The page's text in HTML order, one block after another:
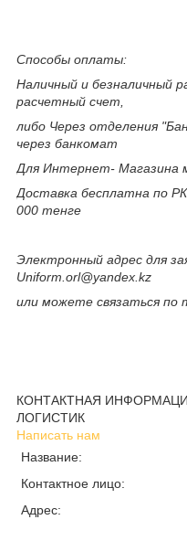
Способы оплаты:
Наличный и безналичный
расчетный счет,
либо Через отделения
через банкомат
Для Интернет- Магазина
Доставка бесплатна по
000 тенге
Электронный адрес для
Uniform.orl@yandex.kz
или можете связаться по
+7 777
+7 702
КОНТАКТНАЯ
ЛОГИСТИК
Написать нам
Название:
Контактное лицо:
Адрес: